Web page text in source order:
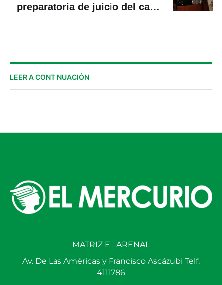
preparatoria de juicio del caso
LEER A CONTINUACIÓN
MATRIZ EL ARENAL
Av. De Las Américas y Francisco Ascázubi Telf.
4111786